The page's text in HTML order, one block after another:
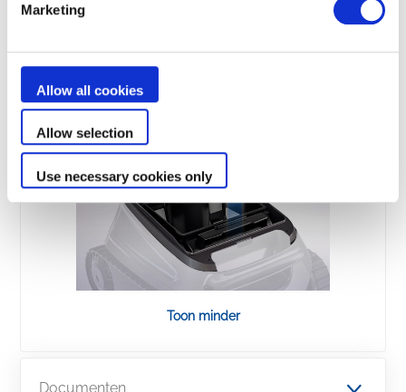
Marketing
Allow all cookies
Allow selection
Use necessary cookies only
gemakkelijk uit het zwembad worden gehaald.
Toon minder
Documenten